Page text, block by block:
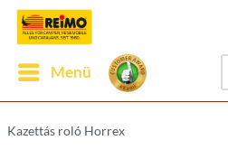
Menü
Kazettás roló Horrex